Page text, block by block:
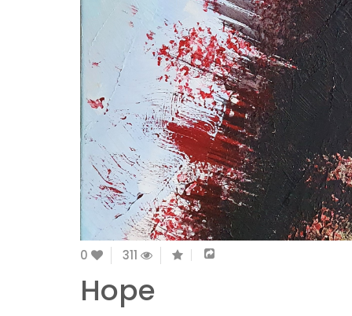
0 311
Hope